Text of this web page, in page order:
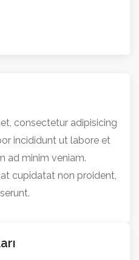
consectetur adipisicing
incididunt ut labore et
ad minim veniam.
cupidatat non proident,